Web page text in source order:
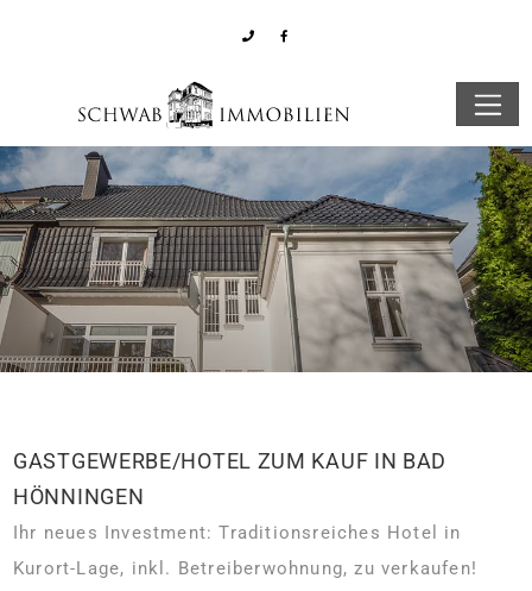
GASTGEWERBE/HOTEL ZUM KAUF IN BAD
HÖNNINGEN
Ihr neues Investment: Traditionsreiches Hotel in
Kurort-Lage, inkl. Betreiberwohnung, zu verkaufen!